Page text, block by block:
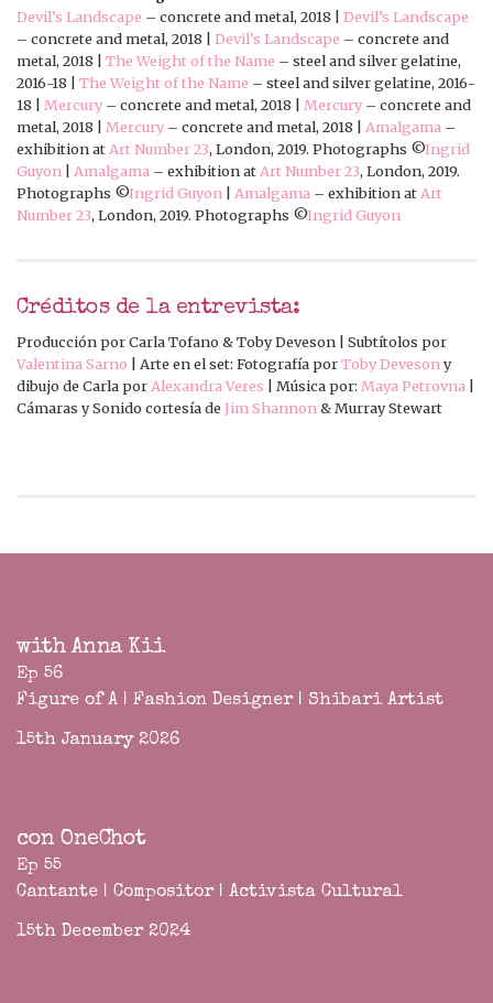
Devil’s Landscape – concrete and metal, 2018 | Devil’s Landscape
– concrete and metal, 2018 | Devil’s Landscape – concrete and
metal, 2018 | The Weight of the Name – steel and silver gelatine,
2016-18 | The Weight of the Name – steel and silver gelatine, 2016-
18 | Mercury – concrete and metal, 2018 | Mercury – concrete and
metal, 2018 | Mercury – concrete and metal, 2018 | Amalgama –
exhibition at Art Number 23, London, 2019. Photographs ©Ingrid
Guyon
Amalgama – exhibition at Art Number 23, London, 2019.
Photographs ©Ingrid Guyon Amalgama – exhibition at Art
Number 23, London, 2019. Photographs ©Ingrid Guyon
Créditos de la entrevista:
Producción por Carla Tofano & Toby Deveson | Subtítolos por
Valentina Sarno | Arte en el set: Fotografía porToby Deveson y
dibujo de Carla por Alexandra Veres | Música por: Maya Petrovna
Cámaras y Sonido cortesía de Jim Shannon & Murray Stewart
with Anna Kii
Ep 56
Figure of A | Fashion Designer | Shibari Artist
15th January 2026
con OneChot
Ep 55
Cantante | Compositor | Activista Cultural
15th December 2024